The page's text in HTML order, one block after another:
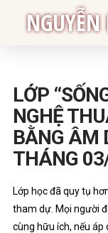
LỚP
NGHỆ
BẰNG ÂM
THÁNG
Lớp học đã quy tụ
tham dự. Mọi người
cùng hữu ích, nếu